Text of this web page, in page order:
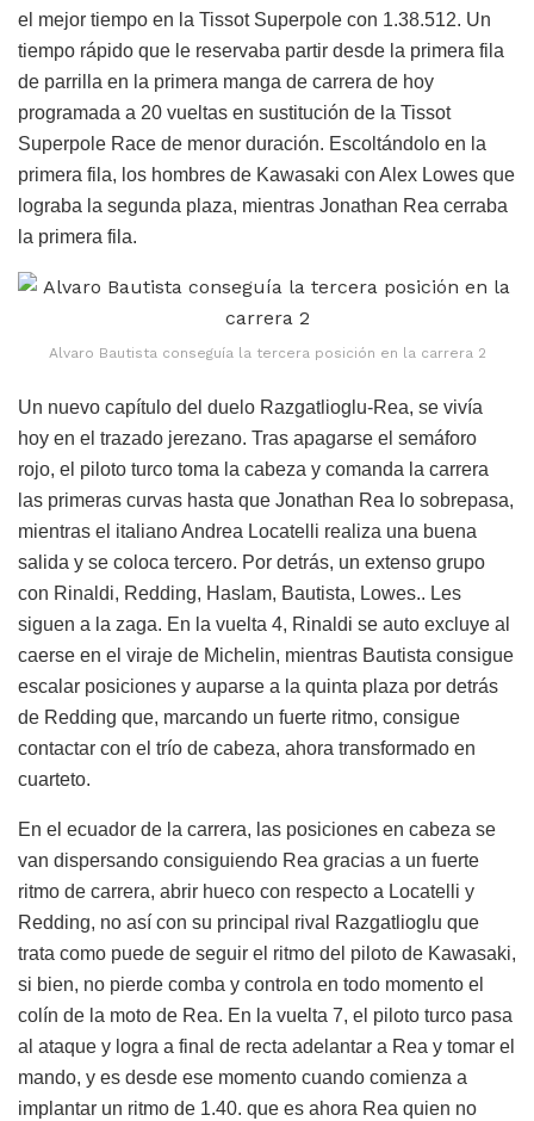
el mejor tiempo en la Tissot Superpole con 1.38.512. Un
tiempo rápido que le reservaba partir desde la primera fila
de parrilla en la primera manga de carrera de hoy
programada a 20 vueltas en sustitución de la Tissot
Superpole Race de menor duración. Escoltándolo en la
primera fila, los hombres de Kawasaki con Alex Lowes que
lograba la segunda plaza, mientras Jonathan Rea cerraba
la primera fila.
Alvaro Bautista conseguía la tercera posición en la carrera 2
Un nuevo capítulo del duelo Razgatlioglu-Rea, se vivía
hoy en el trazado jerezano. Tras apagarse el semáforo
rojo, el piloto turco toma la cabeza y comanda la carrera
las primeras curvas hasta que Jonathan Rea lo sobrepasa,
mientras el italiano Andrea Locatelli realiza una buena
salida y se coloca tercero. Por detrás, un extenso grupo
con Rinaldi, Redding, Haslam, Bautista, Lowes.. Les
siguen a la zaga. En la vuelta 4, Rinaldi se auto excluye al
caerse en el viraje de Michelin, mientras Bautista consigue
escalar posiciones y auparse a la quinta plaza por detrás
de Redding que, marcando un fuerte ritmo, consigue
contactar con el trío de cabeza, ahora transformado en
cuarteto.
En el ecuador de la carrera, las posiciones en cabeza se
van dispersando consiguiendo Rea gracias a un fuerte
ritmo de carrera, abrir hueco con respecto a Locatelli y
Redding, no así con su principal rival Razgatlioglu que
trata como puede de seguir el ritmo del piloto de Kawasaki,
si bien, no pierde comba y controla en todo momento el
colín de la moto de Rea. En la vuelta 7, el piloto turco pasa
al ataque y logra a final de recta adelantar a Rea y tomar el
mando, y es desde ese momento cuando comienza a
implantar un ritmo de 1.40. que es ahora Rea quien no